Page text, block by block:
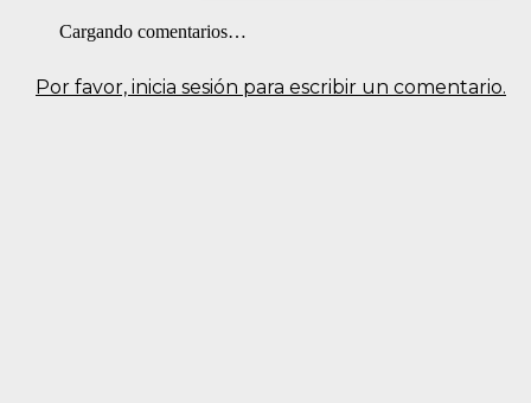
Por favor, inicia sesión para escribir un comentario.
Cargando comentarios…